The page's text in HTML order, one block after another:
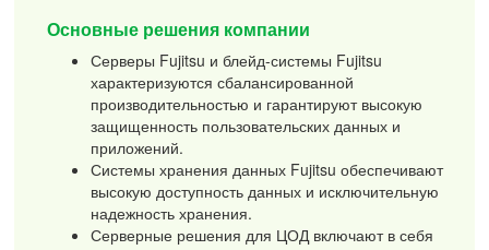
Основные решения компании
Серверы Fujitsu и блейд-системы Fujitsu
характеризуются сбалансированной
производительностью и гарантируют высокую
защищенность пользовательских данных и
приложений.
Системы хранения данных Fujitsu обеспечивают
высокую доступность данных и исключительную
надежность хранения.
Серверные решения для ЦОД включают в себя